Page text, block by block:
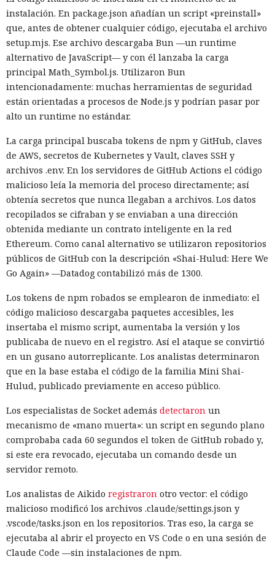
instalación. En package.json añadían un script «preinstall»
que, antes de obtener cualquier código, ejecutaba el archivo
setup.mjs. Ese archivo descargaba Bun —un runtime
alternativo de JavaScript— y con él lanzaba la carga
principal Math_Symbol.js. Utilizaron Bun
intencionadamente: muchas herramientas de seguridad
están orientadas a procesos de Node.js y podrían pasar por
alto un runtime no estándar.
La carga principal buscaba tokens de npm y GitHub, claves
de AWS, secretos de Kubernetes y Vault, claves SSH y
archivos .env. En los servidores de GitHub Actions el código
malicioso leía la memoria del proceso directamente; así
obtenía secretos que nunca llegaban a archivos. Los datos
recopilados se cifraban y se enviaban a una dirección
obtenida mediante un contrato inteligente en la red
Ethereum. Como canal alternativo se utilizaron repositorios
públicos de GitHub con la descripción «Shai-Hulud: Here We
Go Again» —Datadog contabilizó más de 1300.
Los tokens de npm robados se emplearon de inmediato: el
código malicioso descargaba paquetes accesibles, les
insertaba el mismo script, aumentaba la versión y los
publicaba de nuevo en el registro. Así el ataque se convirtió
en un gusano autorreplicante. Los analistas determinaron
que en la base estaba el código de la familia Mini Shai-
Hulud, publicado previamente en acceso público.
Los especialistas de Socket además detectaron un
mecanismo de «mano muerta»: un script en segundo plano
comprobaba cada 60 segundos el token de GitHub robado y,
si este era revocado, ejecutaba un comando desde un
servidor remoto.
Los analistas de Aikido registraron otro vector: el código
malicioso modificó los archivos .claude/settings.json y
.vscode/tasks.json en los repositorios. Tras eso, la carga se
ejecutaba al abrir el proyecto en VS Code o en una sesión de
Claude Code —sin instalaciones de npm.